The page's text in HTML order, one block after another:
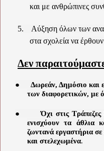
και με ανθρώπινες
5.
Αύξηση όλων των
στα σχολεία να
Δεν
● Δωρεάν, Δημόσιο και
των διαφορετικών, με
●
Όχι στις
ενισχύουν τα άθλια
ζωντανά εργαστήρια
και στελεχωμένα.